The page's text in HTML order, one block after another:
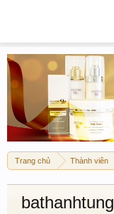
Trang chủ Thành viên
bathanhtung